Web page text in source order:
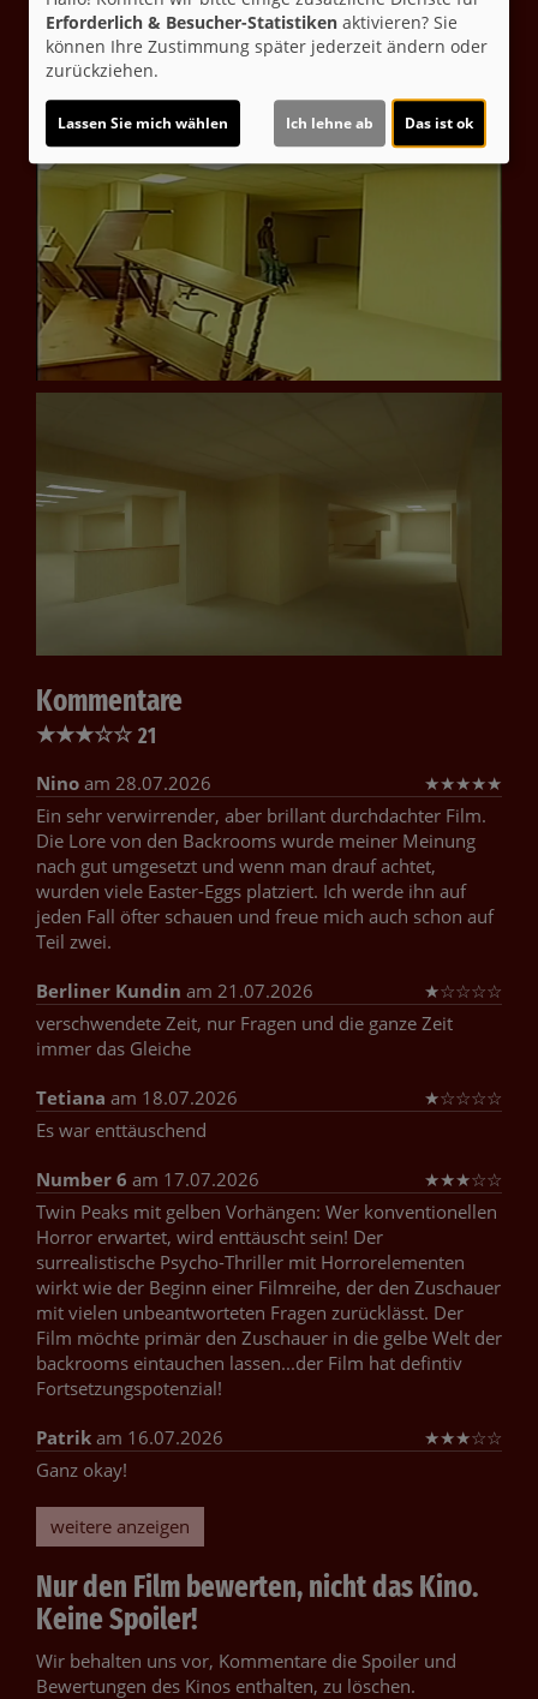
Kommentare
★★★☆☆ 21
Nino am 28.07.2026 ★★★★★
Ein sehr verwirrender, aber brillant durchdachter Film.
Die Lore von den Backrooms wurde meiner Meinung
nach gut umgesetzt und wenn man drauf achtet,
wurden viele Easter-Eggs platziert. Ich werde ihn auf
jeden Fall öfter schauen und freue mich auch schon auf
Teil zwei.
Berliner Kundin am 21.07.2026 ★☆☆☆☆
verschwendete Zeit, nur Fragen und die ganze Zeit
immer das Gleiche
Tetiana am 18.07.2026 ★☆☆☆☆
Es war enttäuschend
Number 6 am 17.07.2026 ★★★☆☆
Twin Peaks mit gelben Vorhängen: Wer konventionellen
Horror erwartet, wird enttäuscht sein! Der
surrealistische Psycho-Thriller mit Horrorelementen
wirkt wie der Beginn einer Filmreihe, der den Zuschauer
mit vielen unbeantworteten Fragen zurücklässt. Der
Film möchte primär den Zuschauer in die gelbe Welt der
backrooms eintauchen lassen...der Film hat defintiv
Fortsetzungspotenzial!
Patrik am 16.07.2026 ★★★☆☆
Ganz okay!
weitere anzeigen
Nur den Film bewerten, nicht das Kino.
Keine Spoiler!
Wir behalten uns vor, Kommentare die Spoiler und
Bewertungen des Kinos enthalten, zu löschen.
Erforderlich & Besucher-Statistiken aktivieren? Sie
können Ihre Zustimmung später jederzeit ändern oder
zurückziehen.
Lassen Sie mich wählen Ich lehne ab Das ist ok